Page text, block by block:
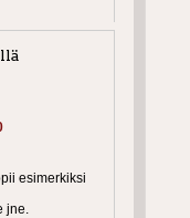
esimerkiksi
jne.